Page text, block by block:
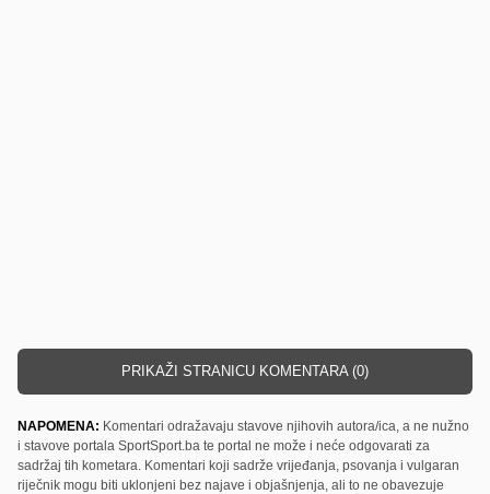
PRIKAŽI STRANICU KOMENTARA (0)
NAPOMENA: Komentari odražavaju stavove njihovih autora/ica, a ne nužno
i stavove portala SportSport.ba te portal ne može i neće odgovarati za
sadržaj tih kometara. Komentari koji sadrže vrijeđanja, psovanja i vulgaran
riječnik mogu biti uklonjeni bez najave i objašnjenja, ali to ne obavezuje